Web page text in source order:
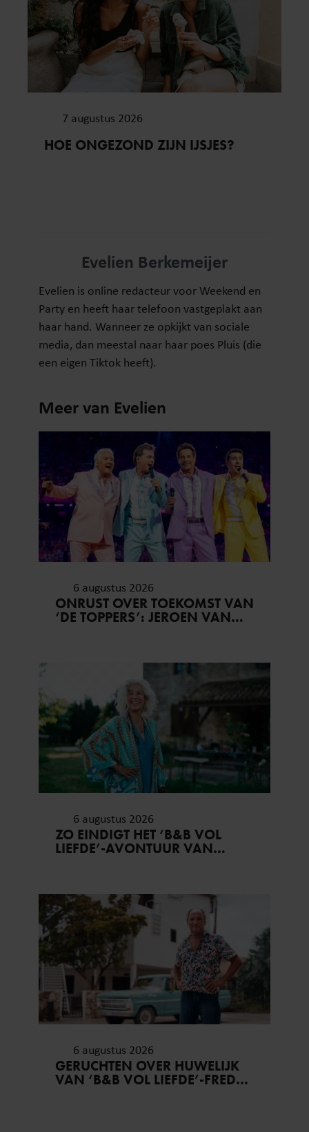
7 augustus 2026
HOE ONGEZOND ZIJN IJSJES?
Evelien Berkemeijer
Evelien is online redacteur voor Weekend en
Party en heeft haar telefoon vastgeplakt aan
haar hand. Wanneer ze opkijkt van sociale
media, dan meestal naar haar poes Pluis (die
een eigen Tiktok heeft).
Meer van Evelien
6 augustus 2026
ONRUST OVER TOEKOMST VAN
‘DE TOPPERS’: JEROEN VAN
6 augustus 2026
ZO EINDIGT HET ‘B&B VOL
LIEFDE’-AVONTUUR VAN
6 augustus 2026
GERUCHTEN OVER HUWELIJK
VAN ‘B&B VOL LIEFDE’-FRED